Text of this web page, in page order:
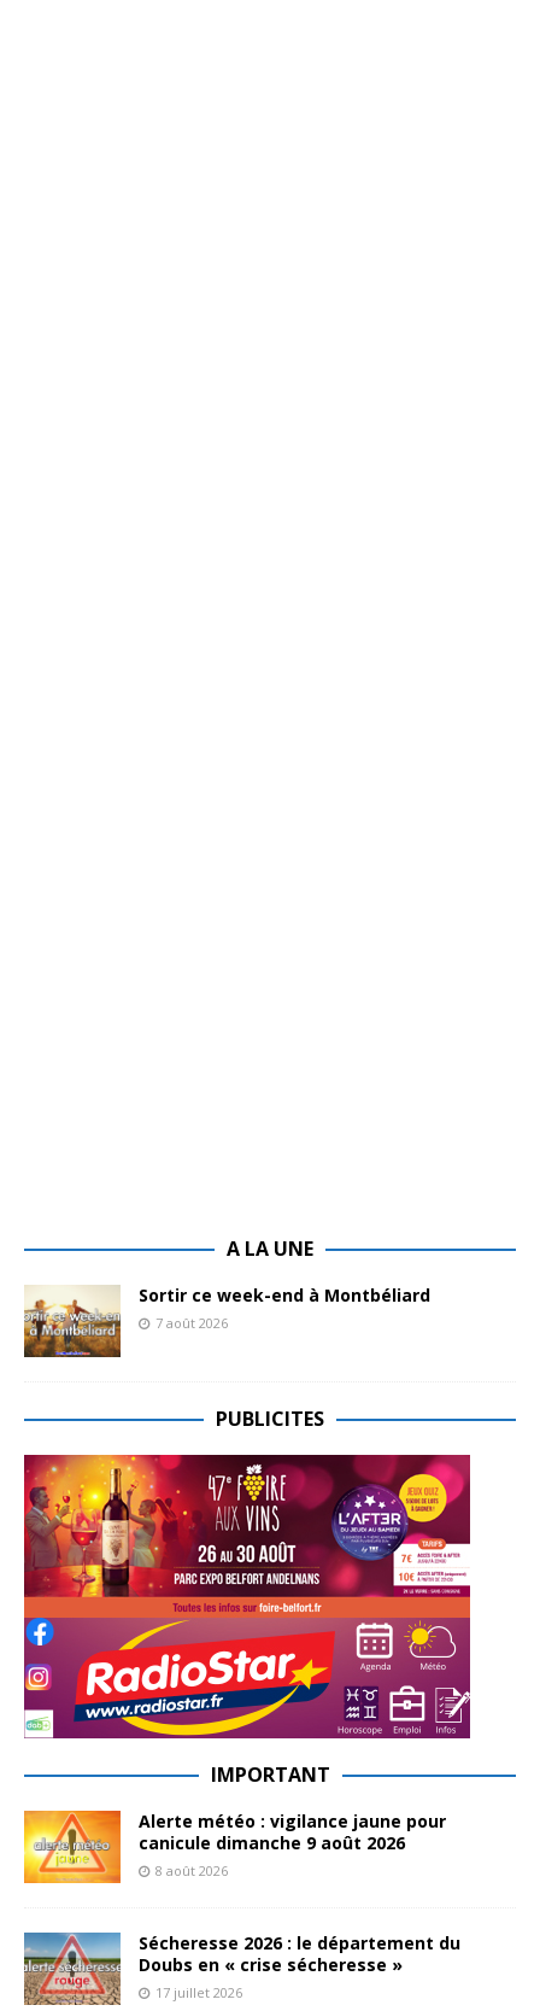
A LA UNE
Sortir ce week-end à Montbéliard
7 août 2026
PUBLICITES
IMPORTANT
Alerte météo : vigilance jaune pour
canicule dimanche 9 août 2026
8 août 2026
Sécheresse 2026 : le département du
Doubs en « crise sécheresse »
17 juillet 2026